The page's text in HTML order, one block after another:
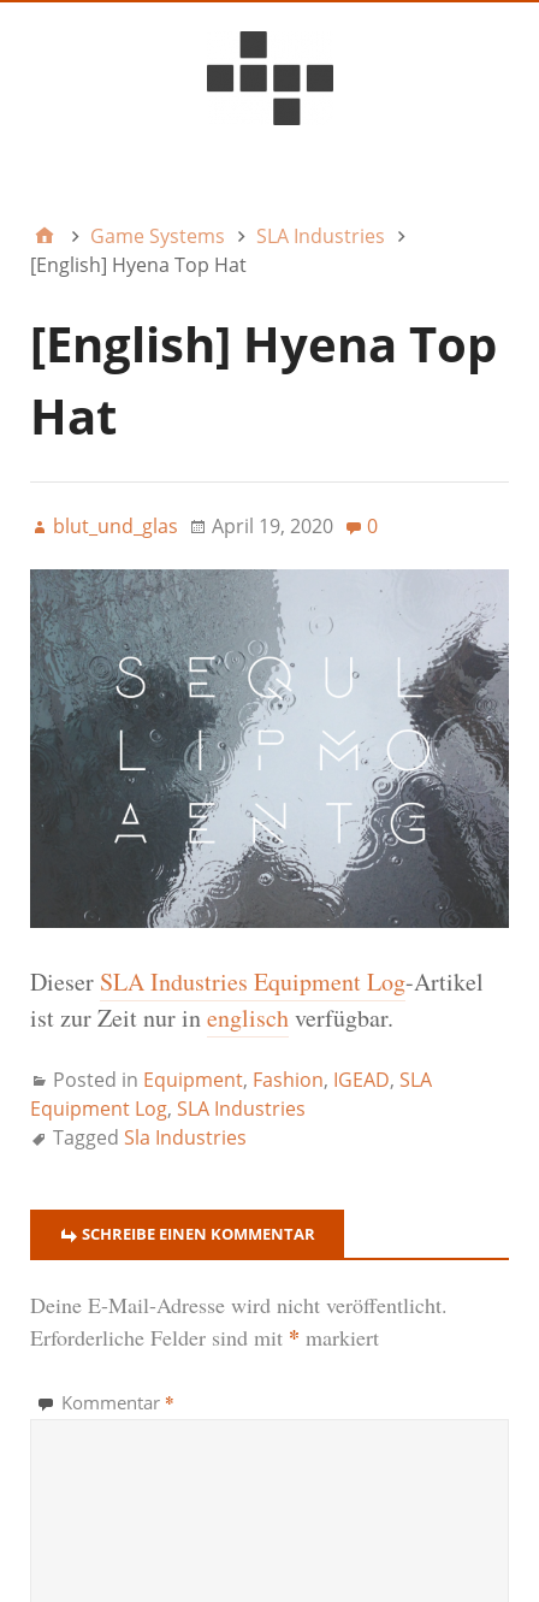
Game Systems
SLA Industries
[English] Hyena Top Hat
[English] Hyena Top
Hat
blut_und_glas April 19, 2020 0
Dieser SLA Industries Equipment Log-Artikel
ist zur Zeit nur inenglischverfügbar.
Posted in Equipment, Fashion, IGEAD, SLA
Equipment Log, SLA Industries
Tagged Sla Industries
SCHREIBE EINEN KOMMENTAR
Deine E-Mail-Adresse wird nicht veröffentlicht.
Erforderliche Felder sind mit * markiert
Kommentar *